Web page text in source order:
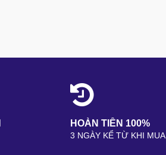
HOÀN TIỀN 100%
3 NGÀY KỂ TỪ KHI MUA